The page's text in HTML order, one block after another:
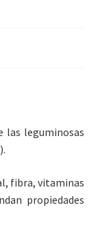
las leguminosas
fibra, vitaminas
propiedades